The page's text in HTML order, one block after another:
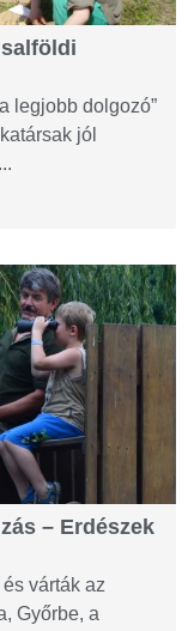
legjobb dolgozó”
jól
– Erdészek
várták az
Győrbe, a